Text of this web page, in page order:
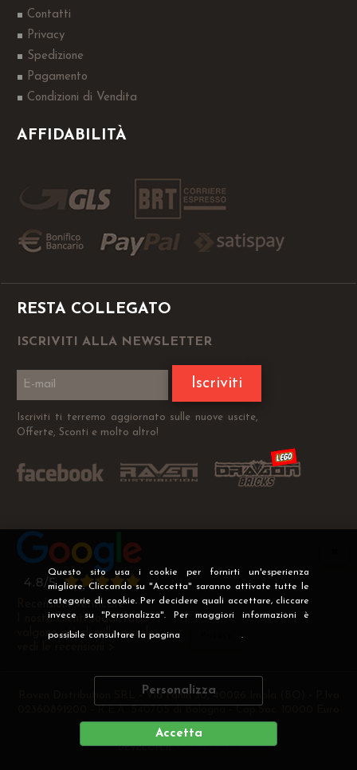
Questo sito usa i cookie per fornirti un'esperienza
migliore. Cliccando su "Accetta" saranno attivate tutte le
categorie di cookie. Per decidere quali accettare, cliccare
invece su "Personalizza". Per maggiori informazioni è
possibile consultare la pagina .
Personalizza
Accetta
Contatti
Privacy
Spedizione
Pagamento
Condizioni di Vendita
AFFIDABILITÀ
RESTA COLLEGATO
ISCRIVITI ALLA NEWSLETTER
Iscriviti
Iscriviti ti terremo aggiornato sulle nuove uscite,
Offerte, Sconti e molto altro!
Recensioni Verificate
I nostri clienti soddisfatti
valgono più di mille parole
Raven Distribution SRL - Via Fanin 30, 40026 Imola (BO) - P.Iva
i.v
DEVELOPERCREATIVE WEB